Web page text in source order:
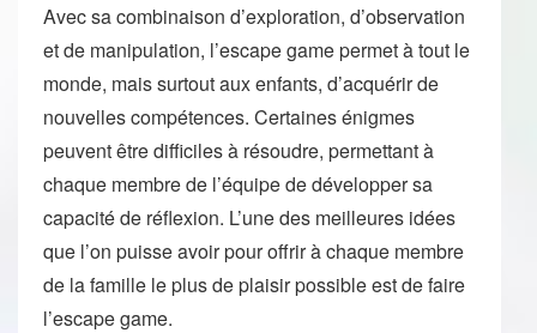
Avec sa combinaison d’exploration, d’observation
et de manipulation, l’escape game permet à tout le
monde, mais surtout aux enfants, d’acquérir de
nouvelles compétences. Certaines énigmes
peuvent être difficiles à résoudre, permettant à
chaque membre de l’équipe de développer sa
capacité de réflexion. L’une des meilleures idées
que l’on puisse avoir pour offrir à chaque membre
de la famille le plus de plaisir possible est de faire
l’escape game.